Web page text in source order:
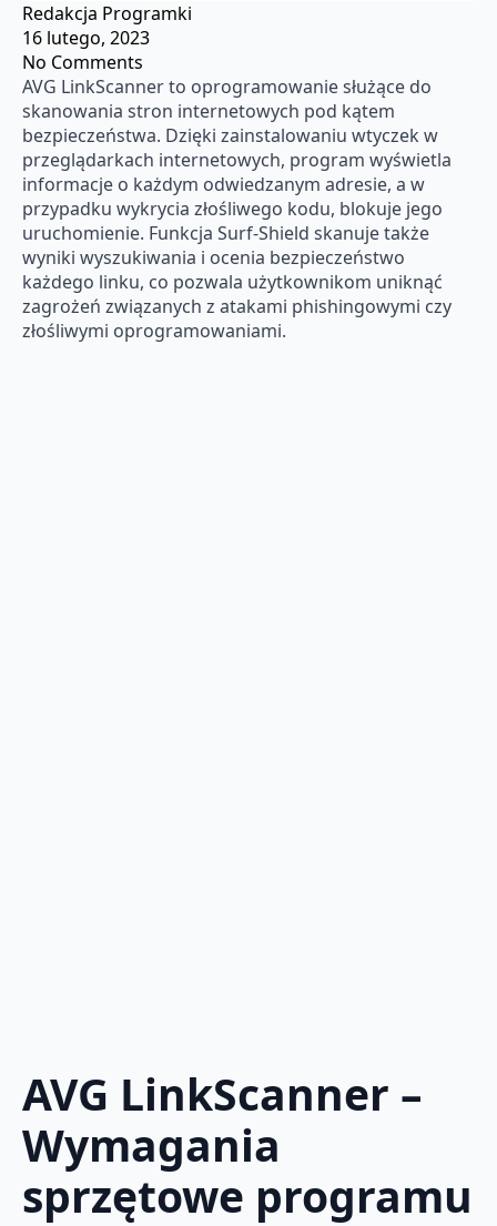
Redakcja Programki
16 lutego, 2023
No Comments
AVG LinkScanner to oprogramowanie służące do
skanowania stron internetowych pod kątem
bezpieczeństwa. Dzięki zainstalowaniu wtyczek w
przeglądarkach internetowych, program wyświetla
informacje o każdym odwiedzanym adresie, a w
przypadku wykrycia złośliwego kodu, blokuje jego
uruchomienie. Funkcja Surf-Shield skanuje także
wyniki wyszukiwania i ocenia bezpieczeństwo
każdego linku, co pozwala użytkownikom uniknąć
zagrożeń związanych z atakami phishingowymi czy
złośliwymi oprogramowaniami.
AVG LinkScanner –
Wymagania
sprzętowe programu